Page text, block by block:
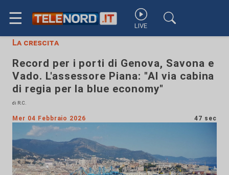
☰ LIVE
La crescita
Record per i porti di Genova, Savona e
Vado. L'assessore Piana: "Al via cabina
di regia per la blue economy"
di R.C.
Mer 04 Febbraio 2026 47 sec